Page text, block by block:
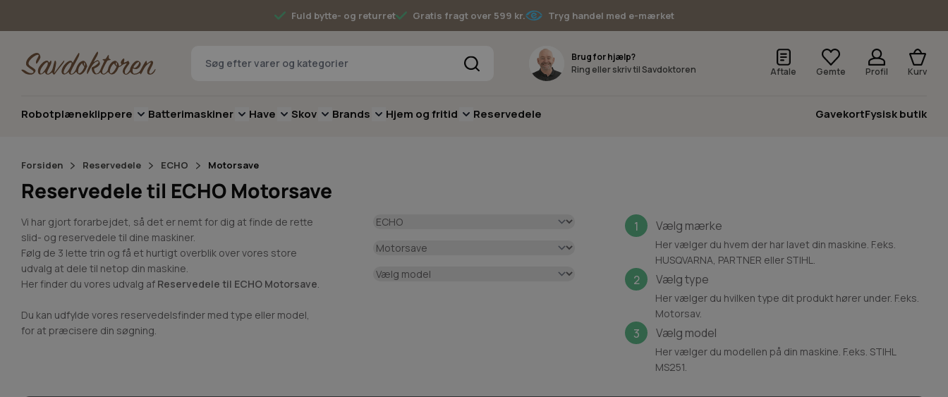
Fuld bytte- og returret Gratis fragt over 599 kr. Tryg handel med e-mærket
Brug for hjælp?
Ring eller skriv til Savdoktoren
Aftale Gemte Profil Kurv
Robotplæneklippere Toggle submenu for Robotplæneklippere
Batterimaskiner Toggle submenu for Batterimaskiner
Have Toggle submenu for Have
Skov Toggle submenu for Skov
Brands Toggle submenu for Brands
Hjem og fritid Toggle submenu for Hjem og fritid
Reservedele GavekortFysisk butik
Forsiden Reservedele ECHO Motorsave
Reservedele til ECHO Motorsave
Vi har gjort forarbejdet, så det er nemt for dig at finde de rette
slid- og reservedele til dine maskiner.
Følg de 3 lette trin og få et hurtigt overblik over vores store
udvalg at dele til netop din maskine.
Her finder du vores udvalg af Reservedele til ECHO Motorsave.
Du kan udfylde vores reservedelsfinder med type eller model,
for at præcisere din søgning.
1 Vælg mærke
Her vælger du hvem der har lavet din maskine. F.eks.
HUSQVARNA, PARTNER eller STIHL.
2 Vælg type
Her vælger du hvilken type dit produkt hører under. F.eks.
Motorsav.
3 Vælg model
Her vælger du modellen på din maskine. F.eks. STIHL
MS251.